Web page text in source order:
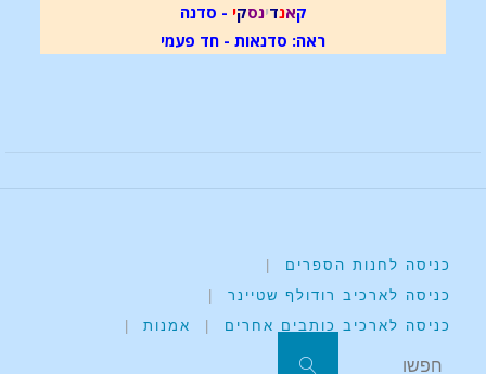
קאנדינסקי - סדנה
ראה: סדנאות - חד פעמי
כניסה לחנות הספרים
|
כניסה לארכיב רודולף שטיינר
|
כניסה לארכיב כותבים אחרים
| אמנות |